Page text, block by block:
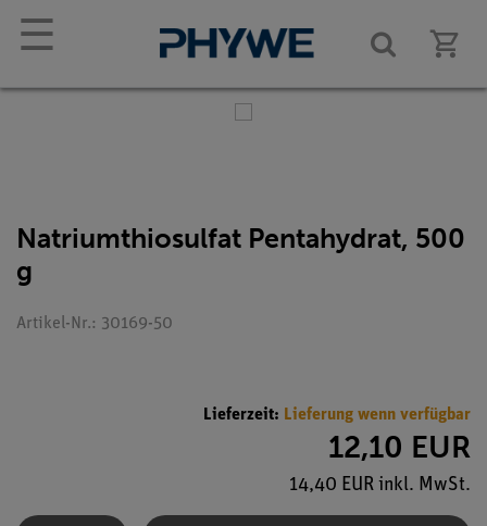
☰
Natriumthiosulfat Pentahydrat, 500
g
Artikel-Nr.: 30169-50
Lieferzeit: Lieferung wenn verfügbar
12,10 EUR
14,40 EUR inkl. MwSt.